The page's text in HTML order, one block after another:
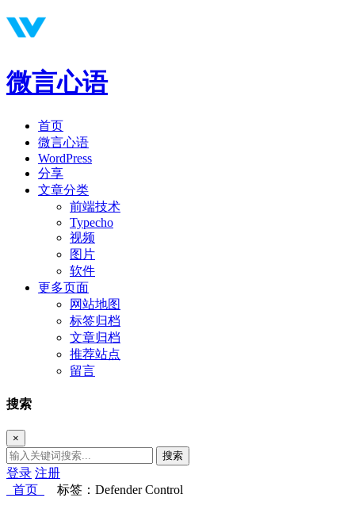
微言心语
首页
微言心语
WordPress
分享
文章分类
前端技术
Typecho
视频
图片
软件
更多页面
网站地图
标签归档
文章归档
推荐站点
留言
搜索
×
搜索
登录 注册
首页
标签：Defender Control